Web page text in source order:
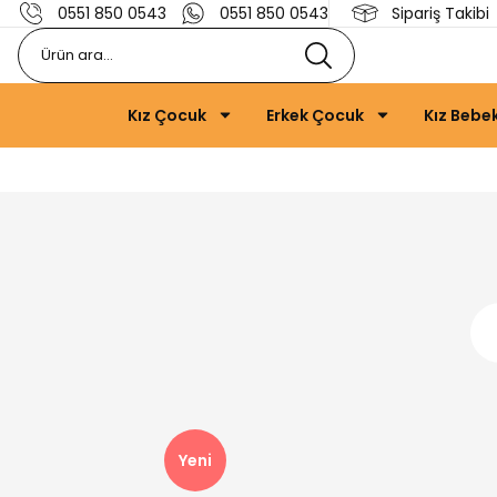
0551 850 0543 0551 850 0543 Sipariş Takibi
Kız Çocuk Erkek Çocuk Kız
Yeni